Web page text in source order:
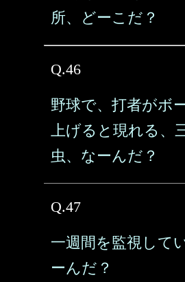
所、どーこだ？
Q.46
野球で、打者がボ
上げると現れる、
虫、なーんだ？
Q.47
一週間を監視して
ーんだ？